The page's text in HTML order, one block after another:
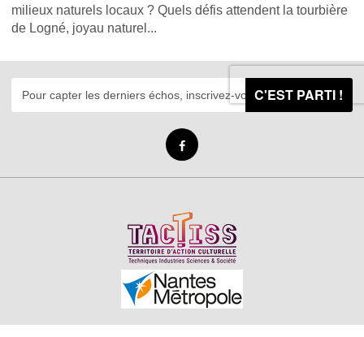
milieux naturels locaux ? Quels défis attendent la tourbière
de Logné, joyau naturel...
C'EST PARTI !